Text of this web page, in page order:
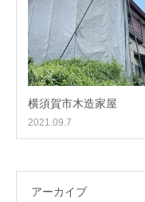
横須賀市木造家屋
2021.09.7
アーカイブ